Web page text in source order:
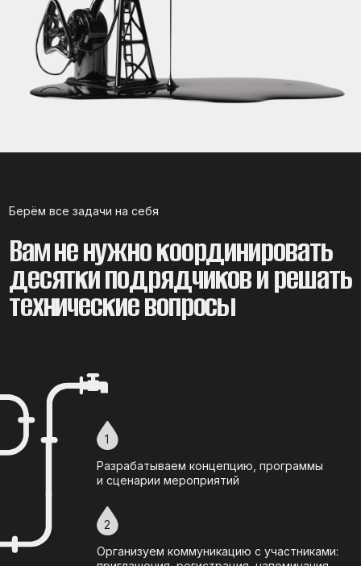
и сценарии мероприятий
2
Организуем коммуникацию с участниками:
приглашения, регистрация, напоминания
Отрисовываем визуализацию и оформляем
4
Подбираем площадки, подрядчиков
и техническое оснащение
5
Берём на себя логистику, питание
Собирам обратную связь и подготавливаем
ПАО НК Роснефть
Компании, которые
нам доверяют